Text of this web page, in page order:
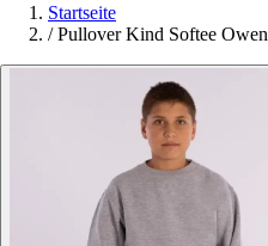
Startseite
/ Pullover Kind Softee Owen